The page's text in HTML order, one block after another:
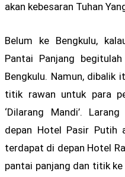
akan kebesaran Tuhan
Belum ke Bengkulu,
Pantai Panjang
Bengkulu. Namun, dibalik
titik rawan untuk para
‘Dilarang Mandi’.
depan Hotel Pasir Putih
terdapat di depan Hotel
pantai panjang dan titik